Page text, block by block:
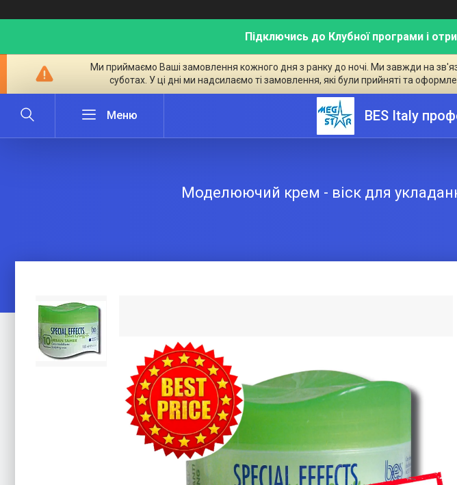
Підключись до Клубної програми і
Ми приймаємо Ваші замовлення кожного дня з ранку до ночі. Ми завжди на
суботах. У ці дні ми надсилаємо ті замовлення, які були прийняті та
BES Italy
Моделюючий крем - віск для